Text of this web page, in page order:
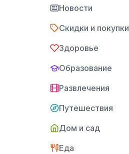
Новости
Скидки и покупки
Здоровье
Образование
Развлечения
Путешествия
Дом и сад
Еда